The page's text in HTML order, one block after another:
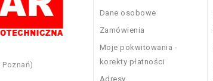
Poznań)
Dane osobowe
Zamówienia
Moje pokwitowania -
korekty płatności
Adresy